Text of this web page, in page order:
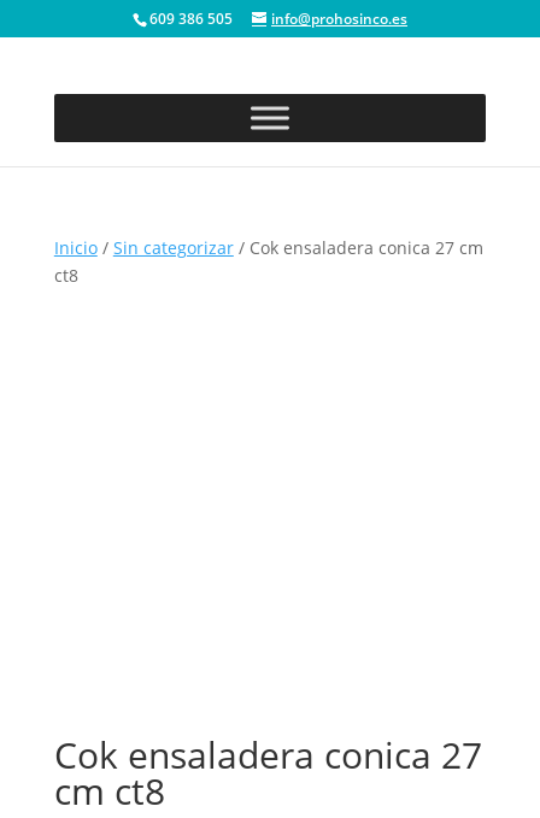
609 386 505 info@prohosinco.es
Inicio/ Sin categorizar/ Cok ensaladera conica 27 cm
ct8
Cok ensaladera conica 27
cm ct8